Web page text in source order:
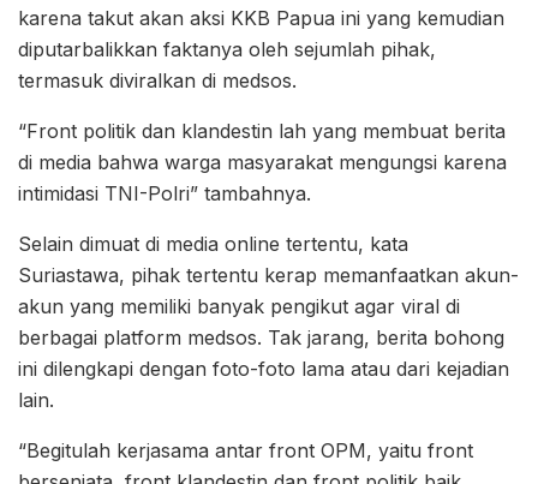
karena takut akan aksi KKB Papua ini yang kemudian
diputarbalikkan faktanya oleh sejumlah pihak,
termasuk diviralkan di medsos.
“Front politik dan klandestin lah yang membuat berita
di media bahwa warga masyarakat mengungsi karena
intimidasi TNI-Polri” tambahnya.
Selain dimuat di media online tertentu, kata
Suriastawa, pihak tertentu kerap memanfaatkan akun-
akun yang memiliki banyak pengikut agar viral di
berbagai platform medsos. Tak jarang, berita bohong
ini dilengkapi dengan foto-foto lama atau dari kejadian
lain.
“Begitulah kerjasama antar front OPM, yaitu front